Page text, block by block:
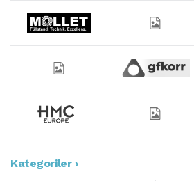
Kategoriler ›